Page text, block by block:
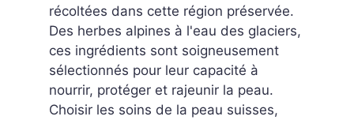
récoltées dans cette région préservée.
Des herbes alpines à l'eau des glaciers,
ces ingrédients sont soigneusement
sélectionnés pour leur capacité à
nourrir, protéger et rajeunir la peau.
Choisir les soins de la peau suisses,